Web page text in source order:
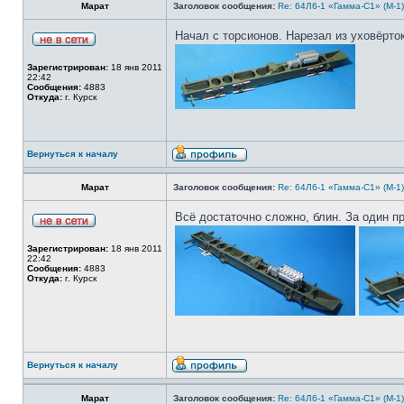
Марат Заголовок сообщения: Re: 64Л6-1 «Гамма-С1» (М-
Зарегистрирован: 18 янв 2011
22:42
Сообщения: 4883
Откуда: г. Курск
Начал с торсионов. Нарезал из
Вернуться к началу
Марат Заголовок сообщения: Re: 64Л6-1 «Гамма-С1» (М-
Зарегистрирован: 18 янв 2011
22:42
Сообщения: 4883
Откуда: г. Курск
Всё достаточно сложно, блин. За один
Вернуться к началу
Марат Заголовок сообщения: Re: 64Л6-1 «Гамма-С1» (М-